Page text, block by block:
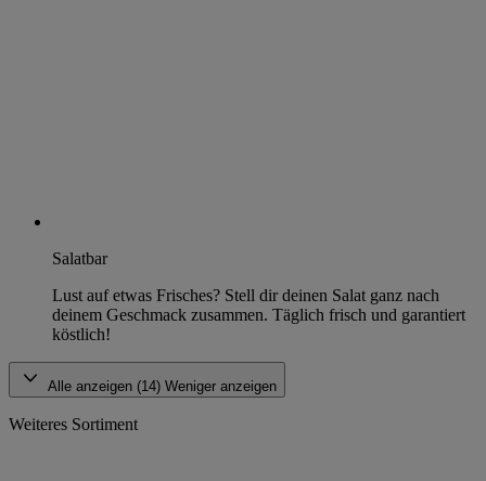
Salatbar
Lust auf etwas Frisches? Stell dir deinen Salat ganz nach
deinem Geschmack zusammen. Täglich frisch und garantiert
köstlich!
Alle anzeigen (14) Weniger anzeigen
Weiteres Sortiment